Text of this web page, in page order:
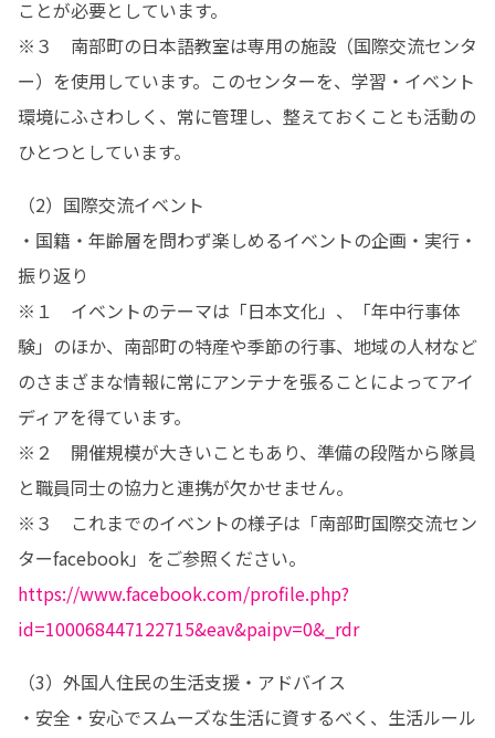
ことが必要としています。
※３　南部町の日本語教室は専用の施設（国際交流センタ
ー）を使用しています。このセンターを、学習・イベント
環境にふさわしく、常に管理し、整えておくことも活動の
ひとつとしています。
（2）国際交流イベント
・国籍・年齢層を問わず楽しめるイベントの企画・実行・
振り返り
※１　イベントのテーマは「日本文化」、「年中行事体
験」のほか、南部町の特産や季節の行事、地域の人材など
のさまざまな情報に常にアンテナを張ることによってアイ
ディアを得ています。
※２　開催規模が大きいこともあり、準備の段階から隊員
と職員同士の協力と連携が欠かせません。
※３　これまでのイベントの様子は「南部町国際交流セン
https://www.facebook.com/profile.php?
id=100068447122715&eav&paipv=0&_rdr
（3）外国人住民の生活支援・アドバイス
・安全・安心でスムーズな生活に資するべく、生活ルール